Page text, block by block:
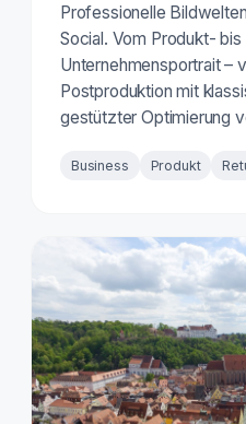
Professionelle
Social. Vom Produkt- bis
Unternehmensportrait –
Postproduktion mit
gestützter Optimierung
Business Produkt